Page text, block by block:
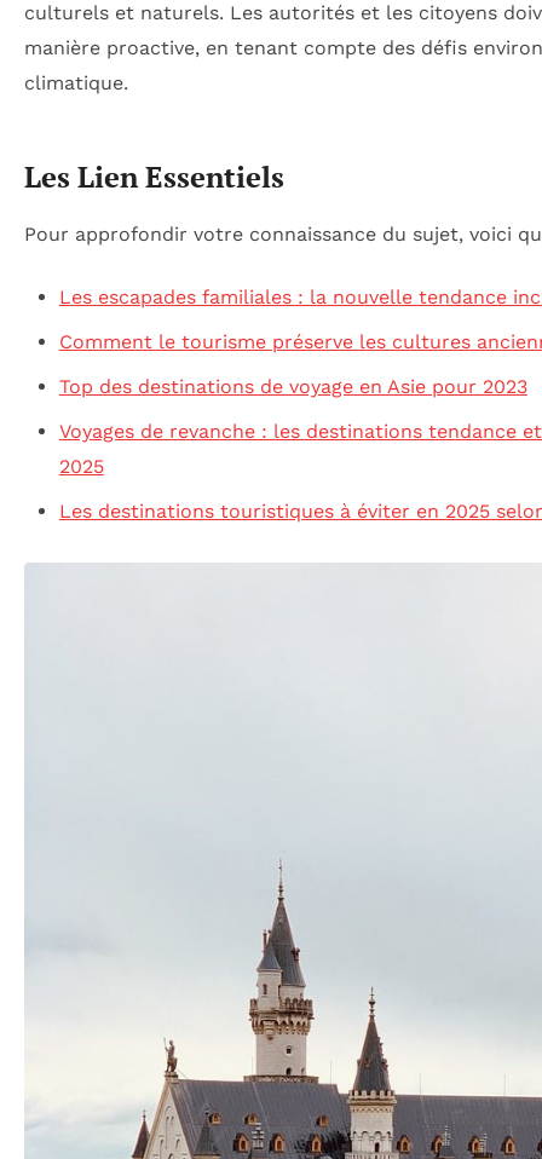
culturels et naturels. Les autorités et les citoyens
manière proactive, en tenant compte des défis
climatique.
Les Lien Essentiels
Pour approfondir votre connaissance du sujet, voici
Les escapades familiales : la nouvelle tendance
Comment le tourisme préserve les cultures
Top des destinations de voyage en Asie pour 2023
Voyages de revanche : les destinations tendance
2025
Les destinations touristiques à éviter en 2025